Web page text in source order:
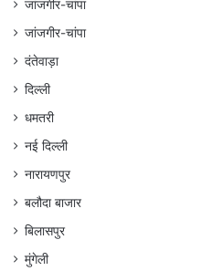
जांजगीर-चांपा
जांजगीर-चांपा
दंतेवाड़ा
दिल्ली
धमतरी
नई दिल्ली
नारायणपुर
बलौदा बाजार
बिलासपुर
मुंगेली